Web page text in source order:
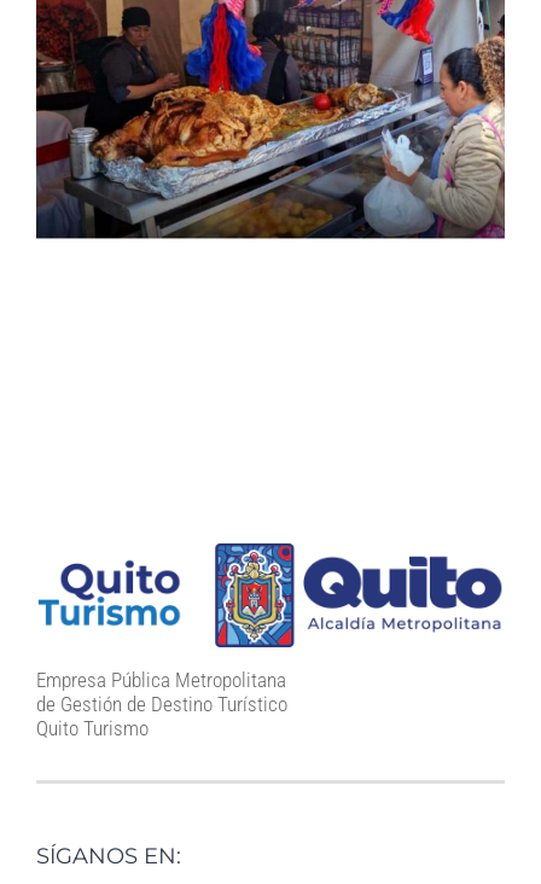
Empresa Pública Metropolitana
de Gestión de Destino Turístico
Quito Turismo
SÍGANOS EN: